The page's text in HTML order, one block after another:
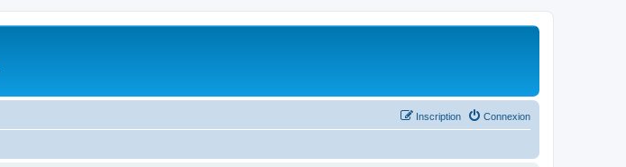
Connexion
Inscription